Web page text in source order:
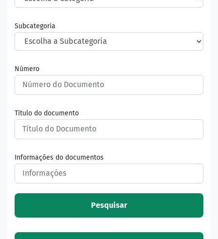
Subcategoria
Número
Título do documento
Informações do documentos
Pesquisar